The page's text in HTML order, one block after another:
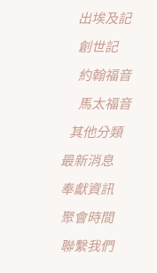
出埃及記
創世記
約翰福音
馬太福音
其他分類
最新消息
奉獻資訊
聚會時間
聯繫我們